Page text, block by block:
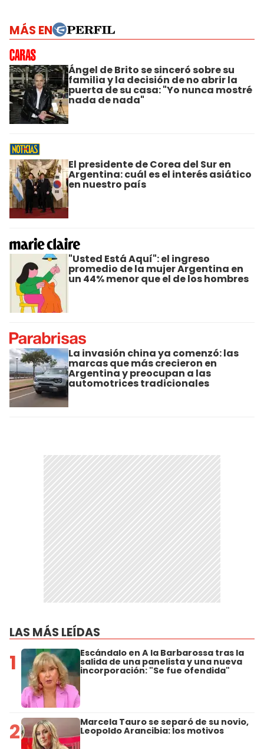
MÁS EN
Ángel de Brito se sinceró sobre su
familia y la decisión de no abrir la
puerta de su casa: "Yo nunca mostré
nada de nada"
El presidente de Corea del Sur en
Argentina: cuál es el interés asiático
en nuestro país
"Usted Está Aquí": el ingreso
promedio de la mujer Argentina en
un 44% menor que el de los hombres
La invasión china ya comenzó: las
marcas que más crecieron en
Argentina y preocupan a las
automotrices tradicionales
LAS MÁS LEÍDAS
1 Escándalo en A la Barbarossa tras la
salida de una panelista y una nueva
incorporación: "Se fue ofendida"
2 Marcela Tauro se separó de su novio,
Leopoldo Arancibia: los motivos